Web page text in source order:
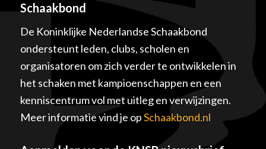
Schaakbond
De Koninklijke Nederlandse Schaakbond
ondersteunt leden, clubs, scholen en
organisatoren om zich verder te ontwikkelen in
het schaken met kampioenschappen en een
kenniscentrum vol met uitleg en verwijzingen.
Meer informatie vind je opSchaakbond.nl